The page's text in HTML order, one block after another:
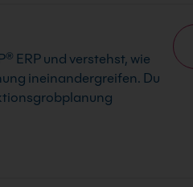
ERP und verstehst, wie
ineinandergreifen. Du